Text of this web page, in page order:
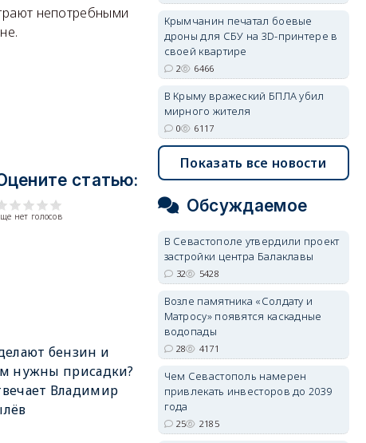
непотребными
статью:
нет голосов
бензин и
нужны присадки?
Владимир
Крымчанин печатал боевые
дроны для СБУ на 3D-принтере в
своей квартире
2 6466
В Крыму вражеский БПЛА убил
мирного жителя
0 6117
Показать все новости
Обсуждаемое
В Севастополе утвердили проект
застройки центра Балаклавы
32 5428
Возле памятника «Солдату и
Матросу» появятся каскадные
водопады
28 4171
Чем Севастополь намерен
привлекать инвесторов до 2039
года
25 2185